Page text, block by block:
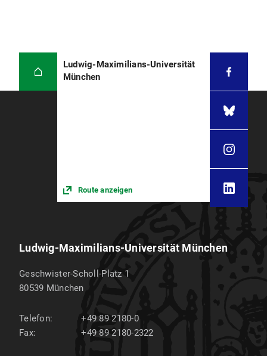
Ludwig-Maximilians-Universität
München
Route anzeigen
Ludwig-Maximilians-Universität München
Geschwister-Scholl-Platz 1
80539 München
Telefon:
+49 89 2180-0
Fax:
+49 89 2180-2322